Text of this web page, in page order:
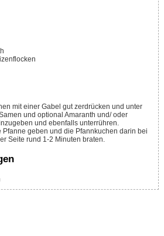
mit einer Gabel gut zerdrücken und unter
und optional Amaranth und/ oder
und ebenfalls unterrühren.
Pfanne geben und die Pfannkuchen darin bei
Seite rund 1-2 Minuten braten.